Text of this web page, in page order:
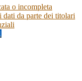
o incompleta
dati da parte dei titolari